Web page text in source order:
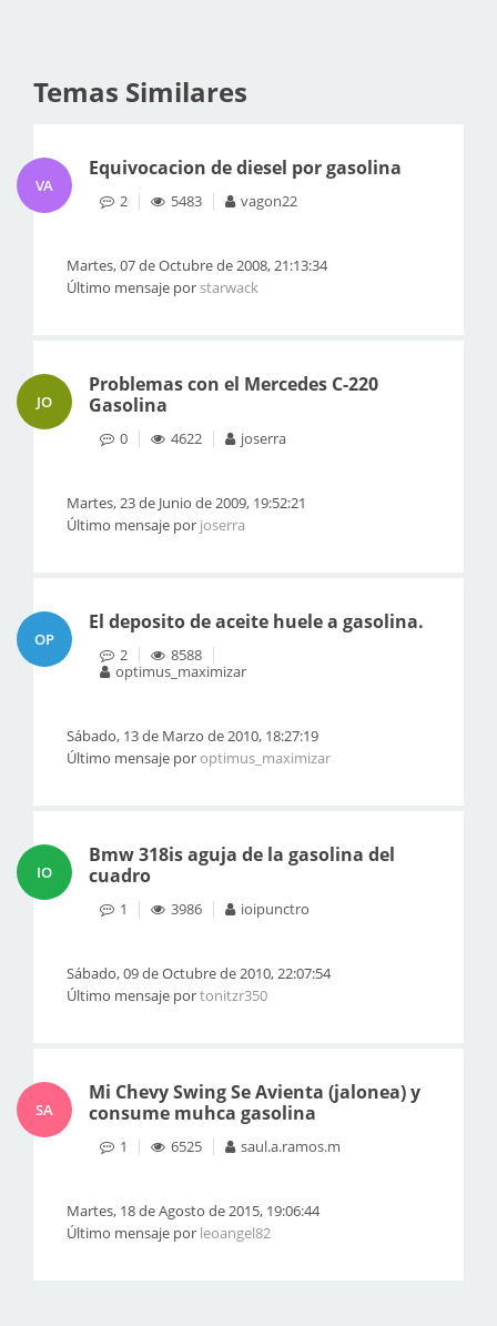
Temas Similares
VA
Equivocacion de diesel por gasolina
2 5483 vagon22
Martes, 07 de Octubre de 2008, 21:13:34
Último mensaje porstarwack
JO
Problemas con el Mercedes C-220
Gasolina
0 4622 joserra
Martes, 23 de Junio de 2009, 19:52:21
Último mensaje por joserra
OP
El deposito de aceite huele a gasolina.
2
8588
optimus_maximizar
Sábado, 13 de Marzo de 2010, 18:27:19
Último mensaje poroptimus_maximizar
IO
Bmw 318is aguja de la gasolina del
cuadro
1 3986 ioipunctro
Sábado, 09 de Octubre de 2010, 22:07:54
Último mensaje portonitzr350
SA
Mi Chevy Swing Se Avienta (jalonea) y
consume muhca gasolina
1 6525 saul.a.ramos.m
Martes, 18 de Agosto de 2015, 19:06:44
Último mensaje por leoangel82